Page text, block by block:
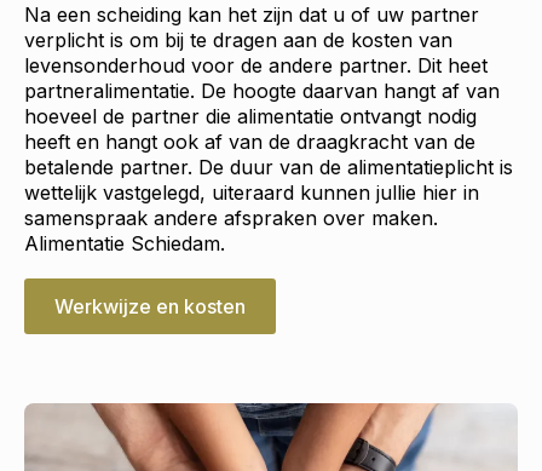
Na een scheiding kan het zijn dat u of uw partner
verplicht is om bij te dragen aan de kosten van
levensonderhoud voor de andere partner. Dit heet
partneralimentatie. De hoogte daarvan hangt af van
hoeveel de partner die alimentatie ontvangt nodig
heeft en hangt ook af van de draagkracht van de
betalende partner. De duur van de alimentatieplicht is
wettelijk vastgelegd, uiteraard kunnen jullie hier in
samenspraak andere afspraken over maken.
Alimentatie Schiedam.
Werkwijze en kosten